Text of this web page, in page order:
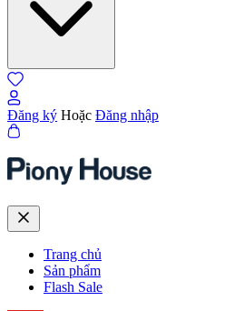
Đăng ký Hoặc Đăng nhập
Trang chủ
Sản phẩm
Flash Sale